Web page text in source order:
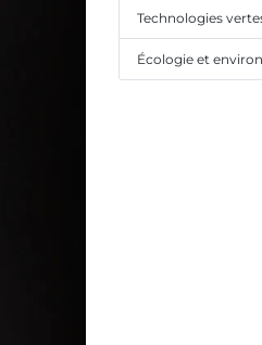
Technologies
Écologie et